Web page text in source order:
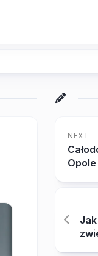
NEXT
Opole